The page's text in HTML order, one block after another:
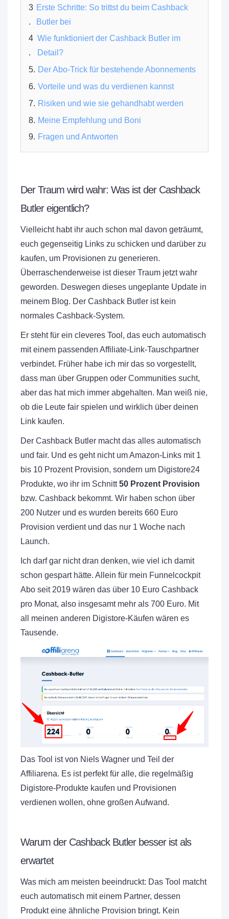
Erste Schritte: So trittst du beim Cashback
Butler bei
Wie funktioniert der Cashback Butler im
Detail?
Der Abo-Trick für bestehende Abonnements
Vorteile und was du verdienen kannst
Risiken und wie sie gehandhabt werden
Meine Empfehlung und Boni
Fragen und Antworten
Der Traum wird wahr: Was ist der Cashback
Butler eigentlich?
Vielleicht habt ihr auch schon mal davon geträumt,
euch gegenseitig Links zu schicken und darüber zu
kaufen, um Provisionen zu generieren.
Überraschenderweise ist dieser Traum jetzt wahr
geworden. Deswegen dieses ungeplante Update in
meinem Blog. Der Cashback Butler ist kein
normales Cashback-System.
Er steht für ein cleveres Tool, das euch automatisch
mit einem passenden Affiliate-Link-Tauschpartner
verbindet. Früher habe ich mir das so vorgestellt,
dass man über Gruppen oder Communities sucht,
aber das hat mich immer abgehalten. Man weiß nie,
ob die Leute fair spielen und wirklich über deinen
Link kaufen.
Der Cashback Butler macht das alles automatisch
und fair. Und es geht nicht um Amazon-Links mit 1
bis 10 Prozent Provision, sondern um Digistore24
Produkte, wo ihr im Schnitt50 Prozent Provision
bzw. Cashback bekommt. Wir haben schon über
200 Nutzer und es wurden bereits 660 Euro
Provision verdient und das nur 1 Woche nach
Launch.
Ich darf gar nicht dran denken, wie viel ich damit
schon gespart hätte. Allein für mein Funnelcockpit
Abo seit 2019 wären das über 10 Euro Cashback
pro Monat, also insgesamt mehr als 700 Euro. Mit
all meinen anderen Digistore-Käufen wären es
Tausende.
Das Tool ist von Niels Wagner und Teil der
Affiliarena. Es ist perfekt für alle, die regelmäßig
Digistore-Produkte kaufen und Provisionen
verdienen wollen, ohne großen Aufwand.
Warum der Cashback Butler besser ist als
erwartet
Was mich am meisten beeindruckt: Das Tool matcht
euch automatisch mit einem Partner, dessen
Produkt eine ähnliche Provision bringt. Kein